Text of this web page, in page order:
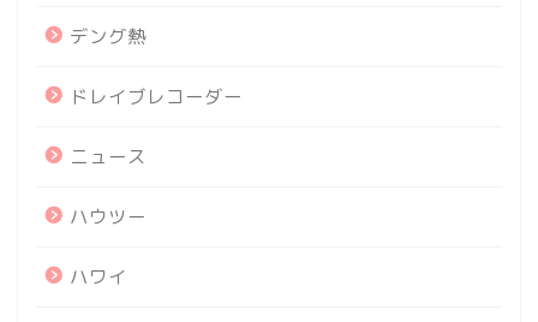
デング熱
ドレイブレコーダー
ニュース
ハウツー
ハワイ